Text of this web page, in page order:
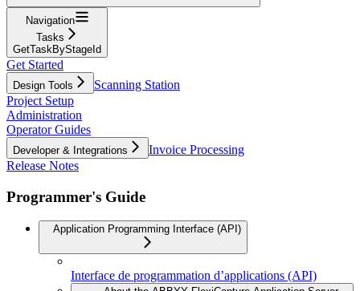
Navigation
Tasks
GetTaskByStageId
Get Started
Design Tools
Scanning Station
Project Setup
Administration
Operator Guides
Developer & Integrations
Invoice Processing
Release Notes
Programmer's Guide
Application Programming Interface (API)
Interface de programmation d’applications (API)